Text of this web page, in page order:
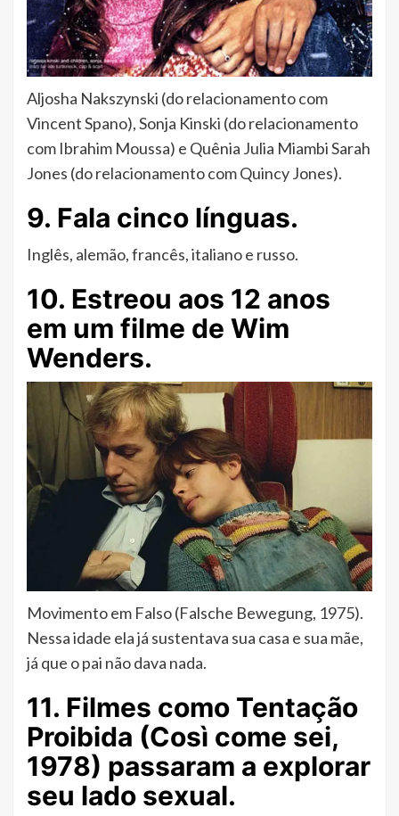
Aljosha Nakszynski (do relacionamento com
Vincent Spano), Sonja Kinski (do relacionamento
com Ibrahim Moussa) e Quênia Julia Miambi Sarah
Jones (do relacionamento com Quincy Jones).
9. Fala cinco línguas.
Inglês, alemão, francês, italiano e russo.
10. Estreou aos 12 anos
em um filme de Wim
Wenders.
Movimento em Falso (Falsche Bewegung, 1975).
Nessa idade ela já sustentava sua casa e sua mãe,
já que o pai não dava nada.
11. Filmes como Tentação
Proibida (Così come sei,
1978) passaram a explorar
seu lado sexual.